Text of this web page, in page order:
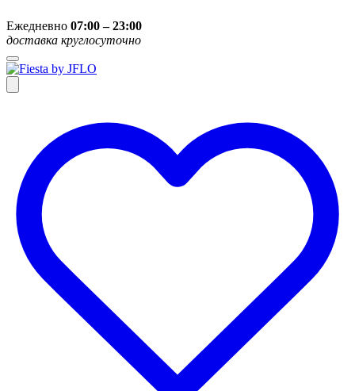
Ежедневно 07:00 – 23:00
доставка круглосуточно